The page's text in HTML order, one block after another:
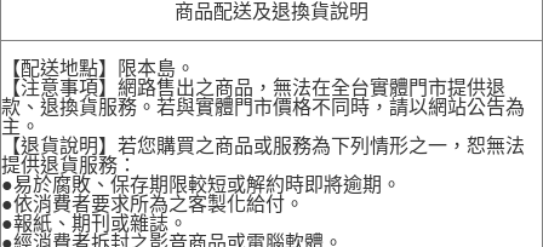
商品配送及退換貨說明
【配送地點】限本島。
【注意事項】網路售出之商品，無法在全台實體門市提供退
款、退換貨服務。若與實體門市價格不同時，請以網站公告為
主。
【退貨說明】若您購買之商品或服務為下列情形之一，恕無法
提供退貨服務：
●易於腐敗、保存期限較短或解約時即將逾期。
●依消費者要求所為之客製化給付。
●報紙、期刊或雜誌。
●經消費者拆封之影音商品或電腦軟體。